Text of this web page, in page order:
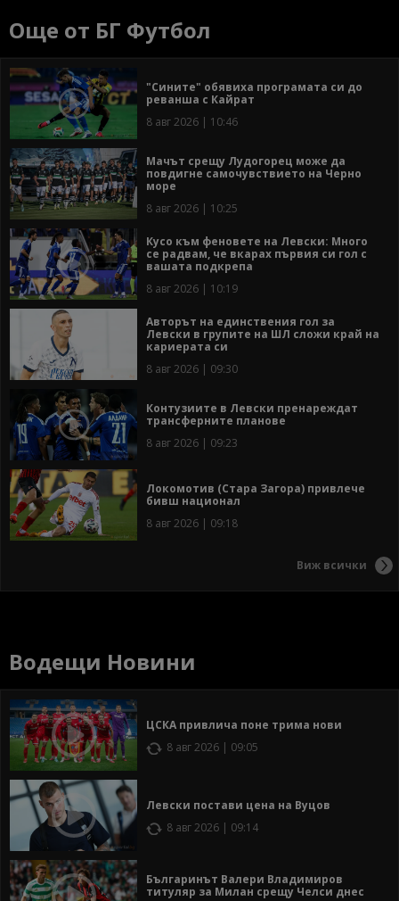
Още от БГ Футбол
"Сините" обявиха програмата си до
реванша с Кайрат
8 авг 2026 | 10:46
Мачът срещу Лудогорец може да
повдигне самочувствието на Черно
море
8 авг 2026 | 10:25
Кусо към феновете на Левски: Много
се радвам, че вкарах първия си гол с
вашата подкрепа
8 авг 2026 | 10:19
Авторът на единствения гол за
Левски в групите на ШЛ сложи край на
кариерата си
8 авг 2026 | 09:30
Контузиите в Левски пренареждат
трансферните планове
8 авг 2026 | 09:23
Локомотив (Стара Загора) привлече
бивш национал
8 авг 2026 | 09:18
Виж всички
Водещи Новини
ЦСКА привлича поне трима нови
8 авг 2026 | 09:05
Левски постави цена на Вуцов
8 авг 2026 | 09:14
Българинът Валери Владимиров
титуляр за Милан срещу Челси днес